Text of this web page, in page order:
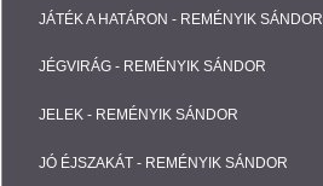
JÁTÉK A HATÁRON - REMÉNYIK SÁNDOR
JÉGVIRÁG - REMÉNYIK SÁNDOR
JELEK - REMÉNYIK SÁNDOR
JÓ ÉJSZAKÁT - REMÉNYIK SÁNDOR